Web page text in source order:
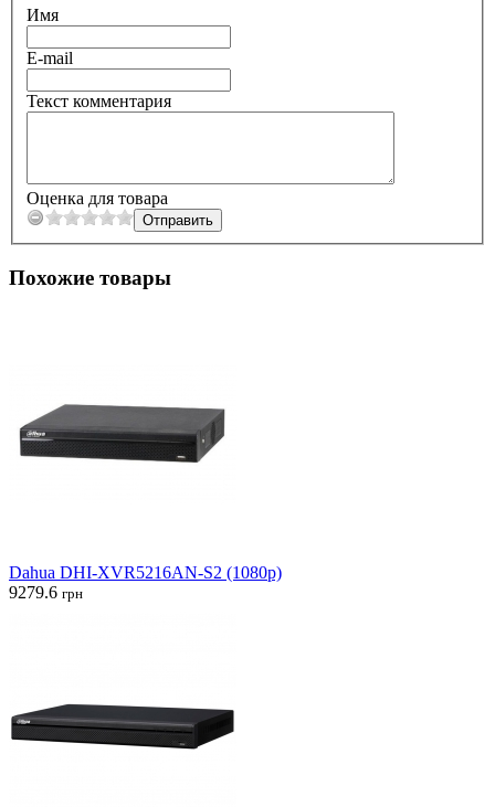
Имя
E-mail
Текст комментария
Оценка для товара
Похожие товары
Dahua DHI-XVR5216AN-S2 (1080p)
9279.6 грн